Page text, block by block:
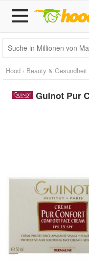
Hood › Beauty & Gesundheit
Guinot Pur